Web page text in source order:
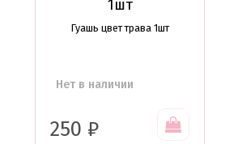
Гуашь цвет трава 1шт
Нет в наличии
250 ₽